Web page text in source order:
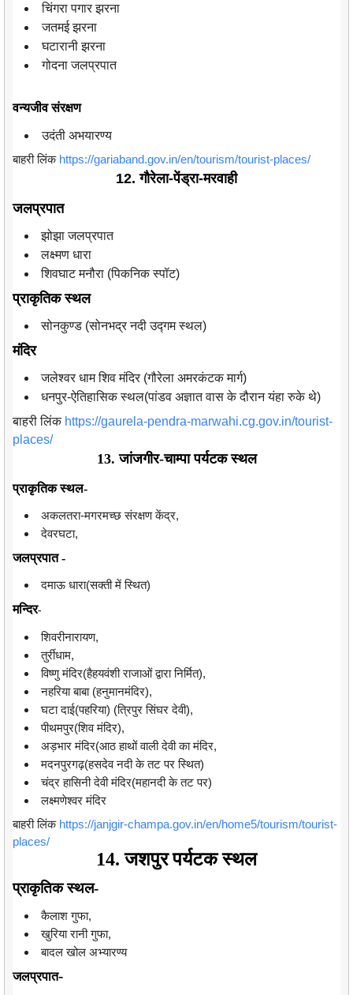
चिंगरा पगार झरना
जतमई झरना
घटारानी झरना
गोदना जलप्रपात
वन्यजीव संरक्षण
उदंती अभयारण्य
बाहरी लिंक https://gariaband.gov.in/en/tourism/tourist-places/
12. गौरेला-पेंड्रा-मरवाही
जलप्रपात
झोझा जलप्रपात
लक्ष्मण धारा
शिवघाट मनौरा (पिकनिक स्पॉट)
प्राकृतिक स्थल
सोनकुण्ड (सोनभद्र नदी उद्गम स्थल)
मंदिर
जलेश्वर धाम शिव मंदिर (गौरेला अमरकंटक मार्ग)
धनपुर-ऐतिहासिक स्थल(पांडव अज्ञात वास के दौरान यंहा रुके थे)
बाहरी लिंक https://gaurela-pendra-marwahi.cg.gov.in/tourist-
places/
13. जांजगीर-चाम्पा पर्यटक स्थल
प्राकृतिक स्थल-
अकलतरा-मगरमच्छ संरक्षण केंद्र,
देवरघटा,
जलप्रपात -
दमाऊ धारा(सक्ती में स्थित)
मन्दिर-
शिवरीनारायण,
तुर्रीधाम,
विष्णु मंदिर(हैहयवंशी राजाओं द्वारा निर्मित),
नहरिया बाबा (हनुमानमंदिर),
घटा दाई(पहरिया) (त्रिपुर सिंघर देवी),
पीथमपुर(शिव मंदिर),
अड़भार मंदिर(आठ हाथों वाली देवी का मंदिर,
मदनपुरगढ़(हसदेव नदी के तट पर स्थित)
चंद्र हासिनी देवी मंदिर(महानदी के तट पर)
लक्ष्मणेश्वर मंदिर
बाहरी लिंक https://janjgir-champa.gov.in/en/home5/tourism/tourist-
places/
14. जशपुर पर्यटक स्थल
प्राकृतिक स्थल-
कैलाश गुफा,
खुरिया रानी गुफा,
बादल खोल अभ्यारण्य
जलप्रपात-